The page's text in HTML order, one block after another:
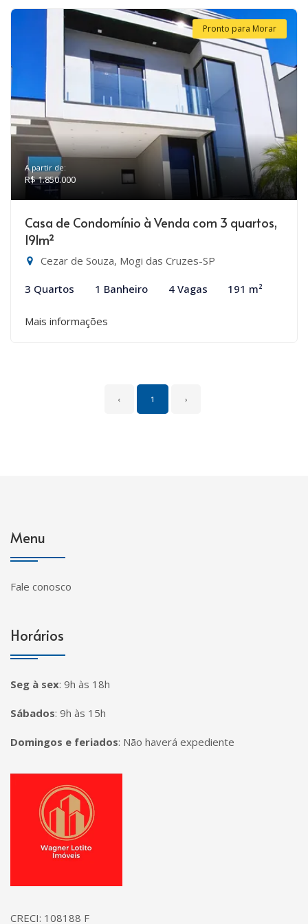
Pronto para Morar
A partir de:
R$ 1.850.000
Casa de Condomínio à Venda com 3 quartos,
191m²
Cezar de Souza, Mogi das Cruzes-SP
3 Quartos 1 Banheiro 4 Vagas 191 m²
Mais informações
‹ 1 ›
Menu
Fale conosco
Horários
Seg à sex: 9h às 18h
Sábados: 9h às 15h
Domingos e feriados: Não haverá expediente
Página inicial
CRECI: 108188 F